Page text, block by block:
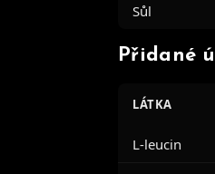
Sůl
Přidané
LÁTKA
L-leucin